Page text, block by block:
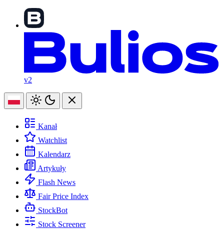
v2
Kanał
Watchlist
Kalendarz
Artykuły
Flash News
Fair Price Index
StockBot
Stock Screener